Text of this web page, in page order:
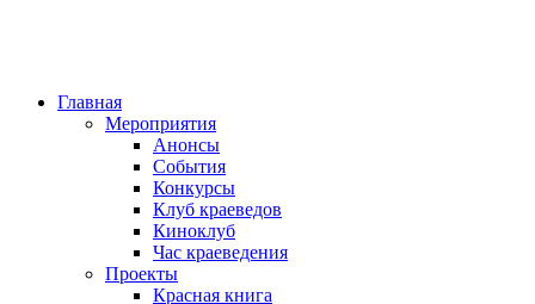
Главная
Мероприятия
Анонсы
События
Конкурсы
Клуб краеведов
Киноклуб
Час краеведения
Проекты
Красная книга